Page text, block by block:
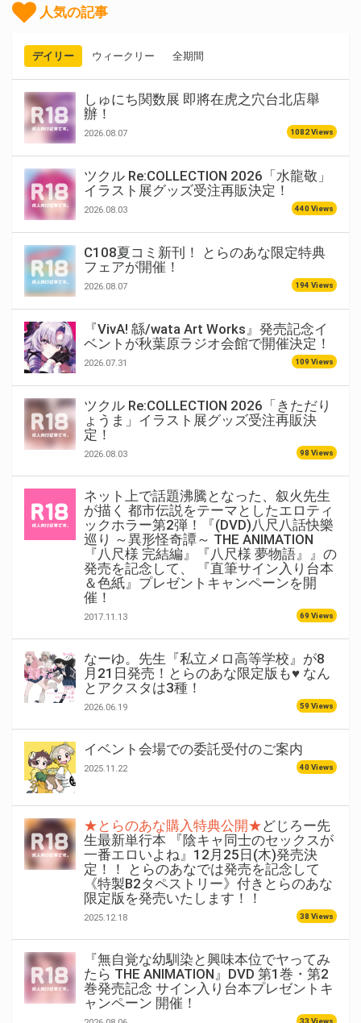
人気の記事
デイリー ウィークリー 全期間
しゅにち関数展 即將在虎之穴台北店舉
辦！
2026.08.07 1082 Views
ツクル Re:COLLECTION 2026「水龍敬」
イラスト展グッズ受注再販決定！
2026.08.03 440 Views
C108夏コミ新刊！ とらのあな限定特典
フェアが開催！
2026.08.07 194 Views
『VivA! 緜/wata Art Works』発売記念イ
ベントが秋葉原ラジオ会館で開催決定！
2026.07.31 109 Views
ツクル Re:COLLECTION 2026「きただり
ょうま」イラスト展グッズ受注再販決
定！
2026.08.03 98 Views
ネット上で話題沸騰となった、叙火先生
が描く 都市伝説をテーマとしたエロティ
ックホラー第2弾！『(DVD)八尺八話快樂
巡り ～異形怪奇譚～ THE ANIMATION
『八尺様 完結編』『八尺様 夢物語』』の
発売を記念して、 『直筆サイン入り台本
＆色紙』プレゼントキャンペーンを開
催！
2017.11.13 69 Views
なーゆ。先生『私立メロ高等学校』が8
月21日発売！とらのあな限定版も♥ なん
とアクスタは3種！
2026.06.19 59 Views
イベント会場での委託受付のご案内
2025.11.22 40 Views
★とらのあな購入特典公開★どじろー先
生最新単行本 『陰キャ同士のセックスが
一番エロいよね』12月25日(木)発売決
定！！ とらのあなでは発売を記念して
《特製B2タペストリー》付きとらのあな
限定版を発売いたします！！
2025.12.18 38 Views
『無自覚な幼馴染と興味本位でヤってみ
たら THE ANIMATION』DVD 第1巻・第2
巻発売記念 サイン入り台本プレゼントキ
ャンペーン 開催！